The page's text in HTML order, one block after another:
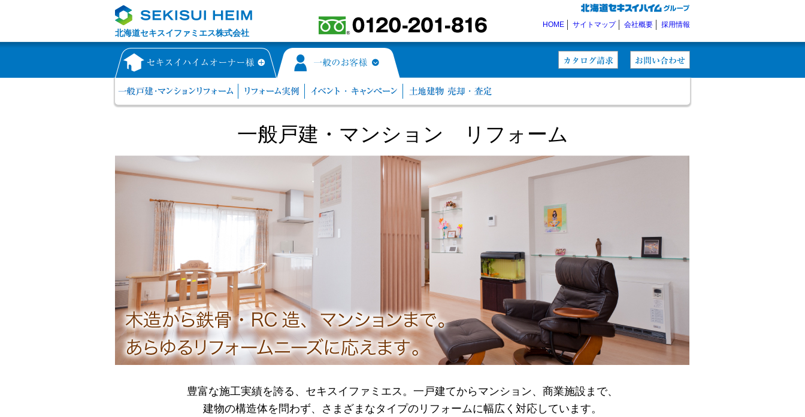
北海道セキスイファミエス株式会社
HOME サイトマップ 会社概要 採用情報
一般戸建・マンション リフォーム
豊富な施工実績を誇る、セキスイファミエス。一戸建てからマンション、商業施設まで、
建物の構造体を問わず、さまざまなタイプのリフォームに幅広く対応しています。